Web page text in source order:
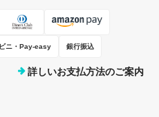
ニ・Pay-easy 銀行振込
詳しいお支払方法のご案内